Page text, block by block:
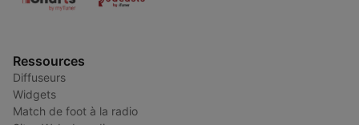
Ressources
Diffuseurs
Widgets
Match de foot à la radio